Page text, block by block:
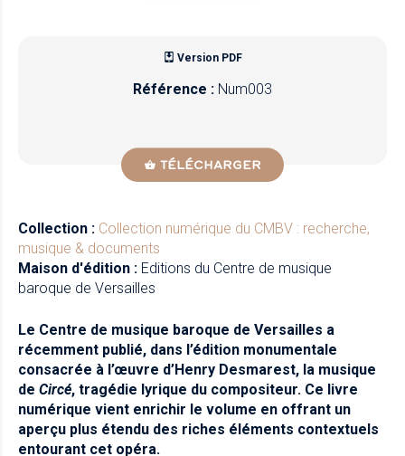
Version PDF
Référence : Num003
TÉLÉCHARGER
Collection : Collection numérique du CMBV : recherche,
musique & documents
Maison d'édition : Editions du Centre de musique
baroque de Versailles
Le Centre de musique baroque de Versailles a
récemment publié, dans l’édition monumentale
consacrée à l’œuvre d’Henry Desmarest, la musique
de Circé, tragédie lyrique du compositeur. Ce livre
numérique vient enrichir le volume en offrant un
aperçu plus étendu des riches éléments contextuels
entourant cet opéra.